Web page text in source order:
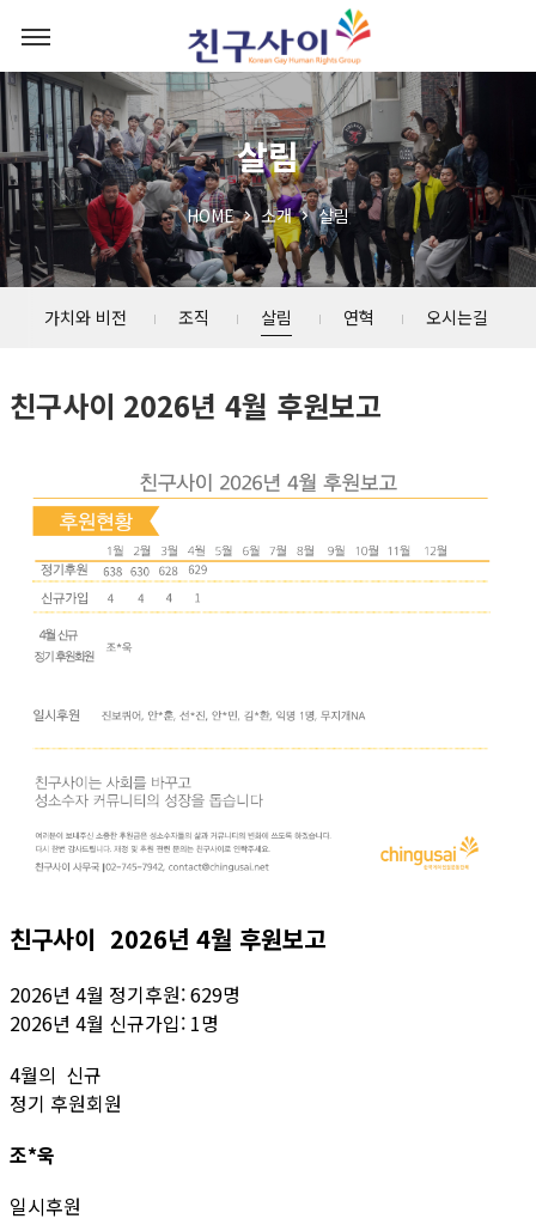
살림
HOME 소개 살림
가치와 비전 조직 살림 연혁 오시는길
친구사이 2026년 4월 후원보고
친구사이 2026년 4월 후원보고
2026년 4월 정기후원: 629명
2026년 4월 신규가입: 1명
4월의 신규
정기 후원회원
조*욱
일시후원